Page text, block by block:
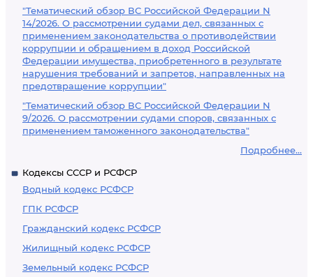
"Тематический обзор ВС Российской Федерации N
14/2026. О рассмотрении судами дел, связанных с
применением законодательства о противодействии
коррупции и обращением в доход Российской
Федерации имущества, приобретенного в результате
нарушения требований и запретов, направленных на
предотвращение коррупции"
"Тематический обзор ВС Российской Федерации N
9/2026. О рассмотрении судами споров, связанных с
применением таможенного законодательства"
Подробнее...
Кодексы СССР и РСФСР
Водный кодекс РСФСР
ГПК РСФСР
Гражданский кодекс РСФСР
Жилищный кодекс РСФСР
Земельный кодекс РСФСР